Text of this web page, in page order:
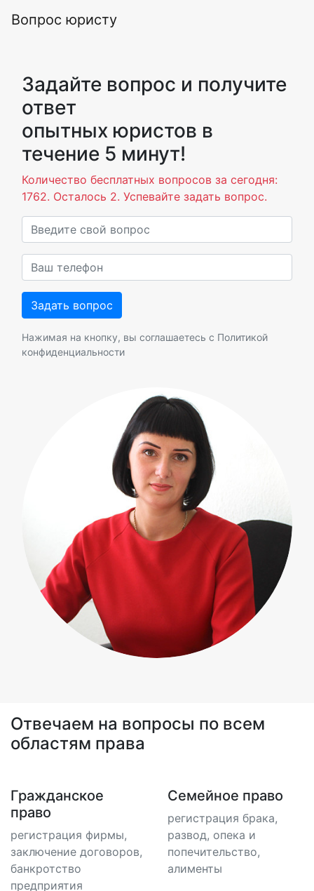
Вопрос юристу
Задайте вопрос и получите
ответ
опытных юристов в
течение 5 минут!
Количество бесплатных вопросов за сегодня:
1762. Осталось 2. Успевайте задать вопрос.
Нажимая на кнопку, вы соглашаетесь с Политикой
конфиденциальности
Отвечаем на вопросы по всем
областям права
Гражданское
право
регистрация фирмы,
заключение договоров,
банкротство
предприятия
Семейное право
регистрация брака,
развод, опека и
попечительство,
алименты